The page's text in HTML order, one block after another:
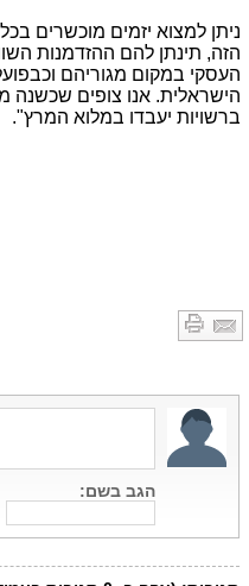
ניתן למצוא יזמים מוכשרים
הזה, תינתן להם ההזדמנות
העסקי במקום מגוריהם
הישראלית. אנו צופים שכשנה
ברשויות יעבדו במלוא המרץ".